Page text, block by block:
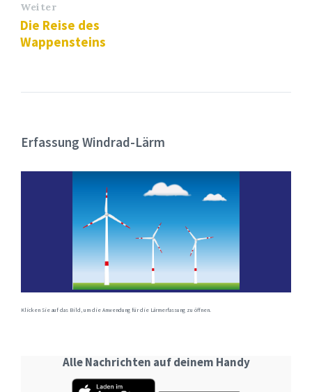
Weiter
Die Reise des
Wappensteins
Erfassung Windrad-Lärm
Klicken Sie auf das Bild, um die Anwendung für die Lärmerfassung zu öffnen.
Alle Nachrichten auf deinem Handy